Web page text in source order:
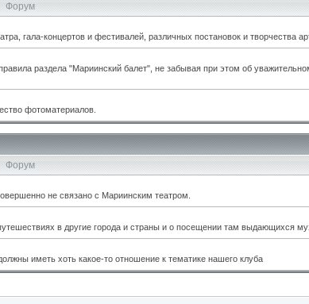
Форум
гала-концертов и фестивалей, различных постановок и творчества
раздела "Мариинский балет", не забывая при этом об
фотоматериалов.
Форум
не связано с Мариинским театром.
в другие города и страны и о посещении там выдающихся
иметь хоть какое-то отношение к тематике нашего клуба